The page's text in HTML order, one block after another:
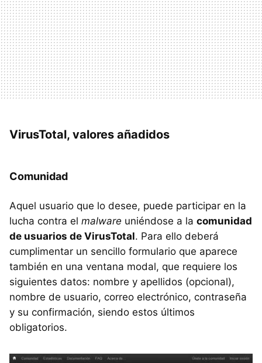
VirusTotal, valores añadidos
Comunidad
Aquel usuario que lo desee, puede participar en la
lucha contra el malware uniéndose a la comunidad
de usuarios de VirusTotal. Para ello deberá
cumplimentar un sencillo formulario que aparece
también en una ventana modal, que requiere los
siguientes datos: nombre y apellidos (opcional),
nombre de usuario, correo electrónico, contraseña
y su confirmación, siendo estos últimos
obligatorios.